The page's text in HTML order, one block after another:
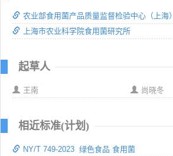
农业部食用菌产品质量监督检验中心（上海）
上海市农业科学院食用菌研究所
起草人
王南 尚晓冬
相近标准(计划)
NY/T 749-2023 绿色食品 食用菌